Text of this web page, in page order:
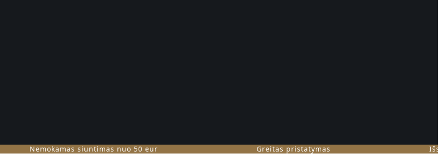
Nemokamas siuntimas nuo 50 eur Greitas pristatymas